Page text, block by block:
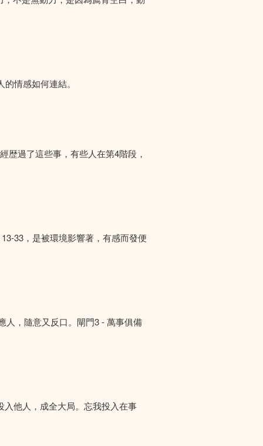
情感如何連結。
歴過了這些事，有些人在第4階段，
33，是被環境影響著，有感而發便
人，隨意又反口。閘門3 - 萬事俱備
他人，成全大局。忘我投入在事